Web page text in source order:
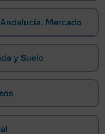
Mercado
y Suelo